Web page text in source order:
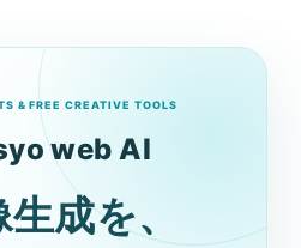
& FREE CREATIVE TOOLS
web AI
成を、